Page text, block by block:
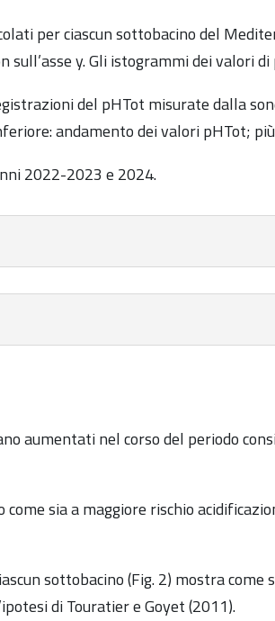
per ciascun sottobacino del
sull’asse y. Gli istogrammi dei valori
del pHTot misurate dalla
andamento dei valori pHTot;
2022-2023 e 2024.
aumentati nel corso del periodo
sia a maggiore rischio
sottobacino (Fig. 2) mostra come
di Touratier e Goyet (2011).